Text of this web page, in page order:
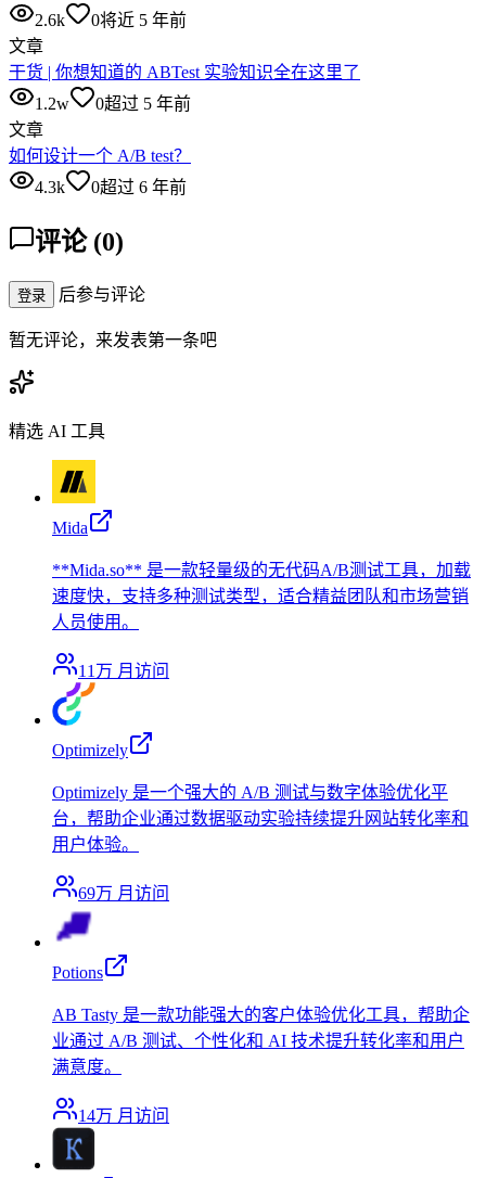
2.6k
0将近 5 年前
文章
干货 | 你想知道的 ABTest 实验知识全在这里了
1.2w
0超过 5 年前
文章
如何设计一个 A/B test？
4.3k
0超过 6 年前
评论 (0)
登录 后参与评论
暂无评论，来发表第一条吧
精选 AI 工具
Mida
**Mida.so** 是一款轻量级的无代码A/B测试工具，加载
速度快，支持多种测试类型，适合精益团队和市场营销
人员使用。
11万 月访问
Optimizely
Optimizely 是一个强大的 A/B 测试与数字体验优化平
台，帮助企业通过数据驱动实验持续提升网站转化率和
用户体验。
69万 月访问
Potions
AB Tasty 是一款功能强大的客户体验优化工具，帮助企
业通过 A/B 测试、个性化和 AI 技术提升转化率和用户
满意度。
14万 月访问